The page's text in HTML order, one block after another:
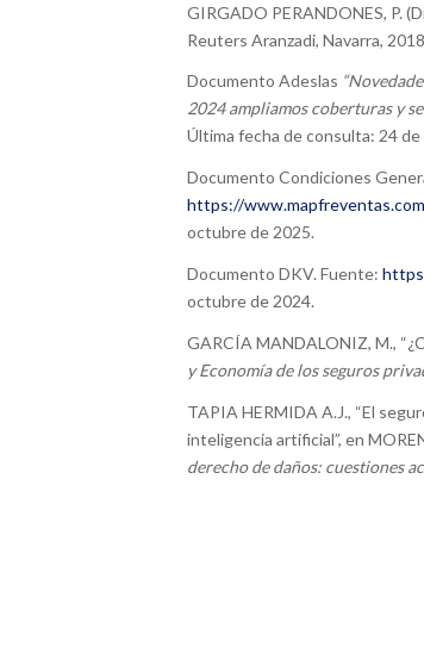
GIRGADO PERANDONES, P.
Reuters Aranzadi, Navarra,
Documento Adeslas
2024 ampliamos coberturas y
Última fecha de consulta: 24
Documento Condiciones
https://
octubre de 2025.
Documento DKV. Fuente:
octubre de 2024.
GARCÍA MANDALONIZ, M.,
y Economía de los seguros
TAPIA HERMIDA A.J., “El
inteligencia artificial”, en
derecho de daños: cuestiones